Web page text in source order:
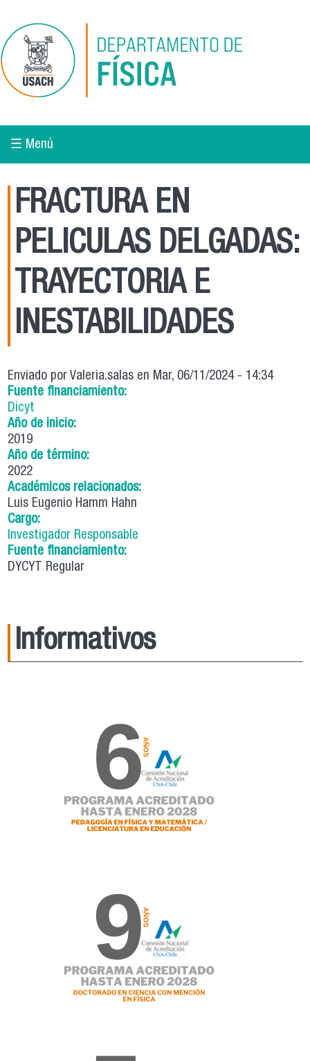
☰ Menú
FRACTURA EN
PELICULAS DELGADAS:
TRAYECTORIA E
INESTABILIDADES
Enviado porValeria.salas en Mar, 06/11/2024 - 14:34
Fuente financiamiento:
Dicyt
Año de inicio:
2019
Año de término:
2022
Académicos relacionados:
Luis Eugenio Hamm Hahn
Cargo:
Investigador Responsable
Fuente financiamiento:
DYCYT Regular
Informativos